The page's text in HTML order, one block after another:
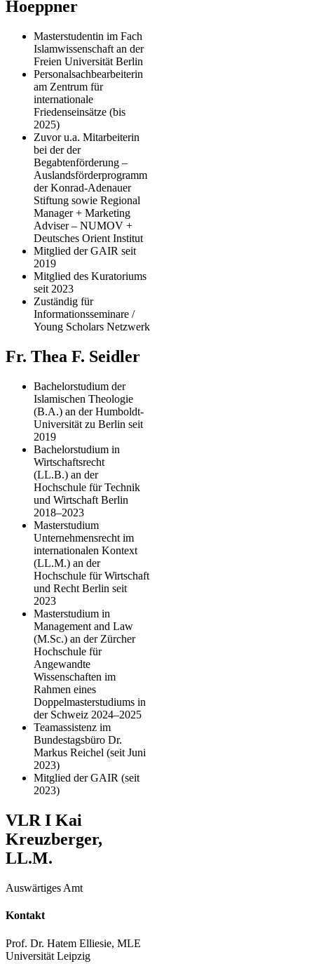
Hoeppner
Masterstudentin im Fach
Islamwissenschaft an der
Freien Universität Berlin
Personalsachbearbeiterin
am Zentrum für
internationale
Friedenseinsätze (bis
2025)
Zuvor u.a. Mitarbeiterin
bei der der
Begabtenförderung –
Auslandsförderprogramm
der Konrad-Adenauer
Stiftung sowie Regional
Manager + Marketing
Adviser – NUMOV +
Deutsches Orient Institut
Mitglied der GAIR seit
2019
Mitglied des Kuratoriums
seit 2023
Zuständig für
Informationsseminare /
Young Scholars Netzwerk
Fr. Thea F. Seidler
Bachelorstudium der
Islamischen Theologie
(B.A.) an der Humboldt-
Universität zu Berlin seit
2019
Bachelorstudium in
Wirtschaftsrecht
(LL.B.) an der
Hochschule für Technik
und Wirtschaft Berlin
2018–2023
Masterstudium
Unternehmensrecht im
internationalen Kontext
(LL.M.) an der
Hochschule für Wirtschaft
und Recht Berlin seit
2023
Masterstudium in
Management and Law
(M.Sc.) an der Zürcher
Hochschule für
Angewandte
Wissenschaften im
Rahmen eines
Doppelmasterstudiums in
der Schweiz 2024–2025
Teamassistenz im
Bundestagsbüro Dr.
Markus Reichel (seit Juni
2023)
Mitglied der GAIR (seit
2023)
VLR I Kai
Kreuzberger,
LL.M.
Auswärtiges Amt
Kontakt
Prof. Dr. Hatem Elliesie, MLE
Universität Leipzig